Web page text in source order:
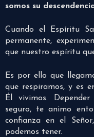
somos su
Cuando el Espíritu
permanente,
que nuestro espíritu
Es por ello que
que respiramos, y es
Él vivimos.
seguro, te animo
confianza en el
podemos tener.